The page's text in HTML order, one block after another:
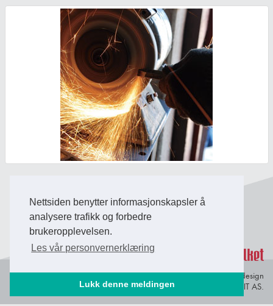
Nettsiden benytter informasjonskapsler å
analysere trafikk og forbedre
brukeropplevelsen.
Les vår personvernerklæring
Lukk denne meldingen
Personvern og
© Copyright 2026 Briefing Fosen.Webdesign
av Lindbak IT AS.
Back to Top